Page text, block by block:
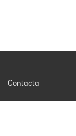
Contacta